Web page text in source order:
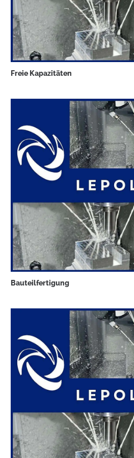
Freie Kapazitäten
Bauteilfertigung